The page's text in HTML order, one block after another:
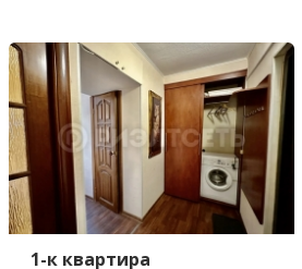
1-к квартира